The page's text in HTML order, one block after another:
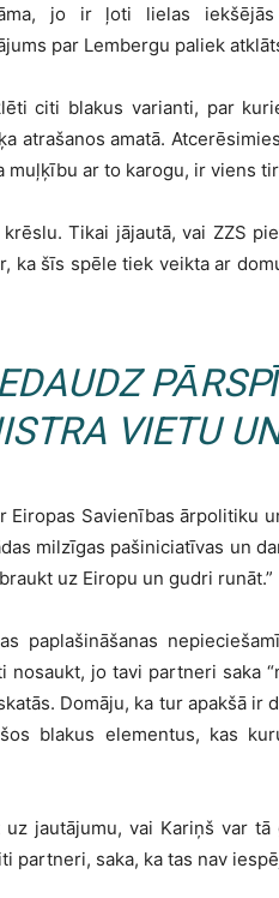
jo ir ļoti lielas
par Lembergu paliek
citi blakus varianti, par
atrašanos amatā.
muļķību ar to karogu, ir viens
Tikai jājautā, vai ZZS
ka šīs spēle tiek veikta ar
VIETU
Eiropas Savienības ārpolitiku
milzīgas pašiniciatīvas un
uz Eiropu un gudri runāt.”
paplašināšanas
nosaukt, jo tavi partneri saka
Domāju, ka tur apakšā ir
blakus elementus, kas
jautājumu, vai Kariņš var
partneri, saka, ka tas nav